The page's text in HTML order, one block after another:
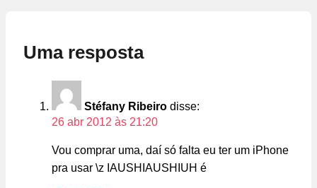
Uma resposta
Stéfany Ribeiro disse:
26 abr 2012 às 21:20
Vou comprar uma, daí só falta eu ter um iPhone
pra usar \z IAUSHIAUSHIUH é